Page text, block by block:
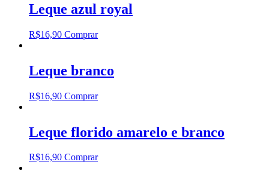
Leque azul royal
R$16,90 Comprar
Leque branco
R$16,90 Comprar
Leque florido amarelo e branco
R$16,90 Comprar